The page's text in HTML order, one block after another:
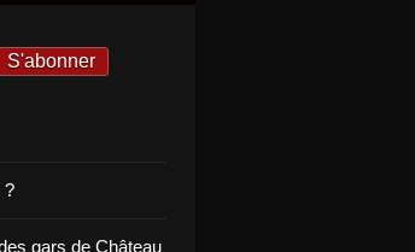
?
gars de Château